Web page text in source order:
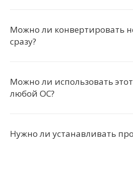
Можно ли конвертировать
сразу?
Можно ли использовать
любой ОС?
Нужно ли устанавливать